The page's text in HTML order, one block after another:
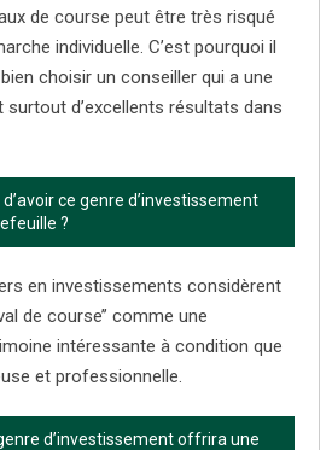
de course peut être très risqué
individuelle. C’est pourquoi il
choisir un conseiller qui a une
surtout d’excellents résultats dans
ce genre d’investissement
?
en investissements considèrent
de course’’ comme une
intéressante à condition que
et professionnelle.
d’investissement offrira une